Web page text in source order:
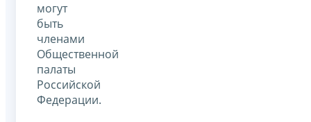
могут
быть
членами
Общественной
палаты
Российской
Федерации.